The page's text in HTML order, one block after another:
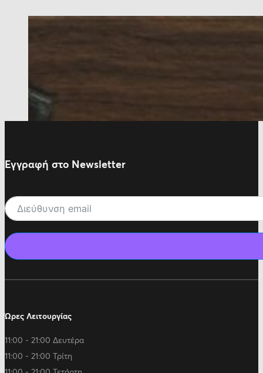
Εγγραφή στο Newsletter
Ώρες Λειτουργίας
11:00 - 21:00 Δευτέρα
11:00 - 21:00 Τρίτη